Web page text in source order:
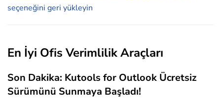
seçeneğini geri yükleyin
En İyi Ofis Verimlilik Araçları
Son Dakika: Kutools for Outlook Ücretsiz
Sürümünü Sunmaya Başladı!